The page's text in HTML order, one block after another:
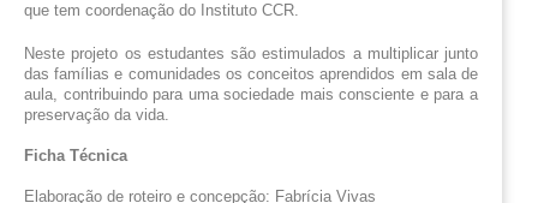
que tem coordenação do Instituto CCR.
Neste projeto os estudantes são estimulados a multiplicar junto
das famílias e comunidades os conceitos aprendidos em sala de
aula, contribuindo para uma sociedade mais consciente e para a
preservação da vida.
Ficha Técnica
Elaboração de roteiro e concepção: Fabrícia Vivas